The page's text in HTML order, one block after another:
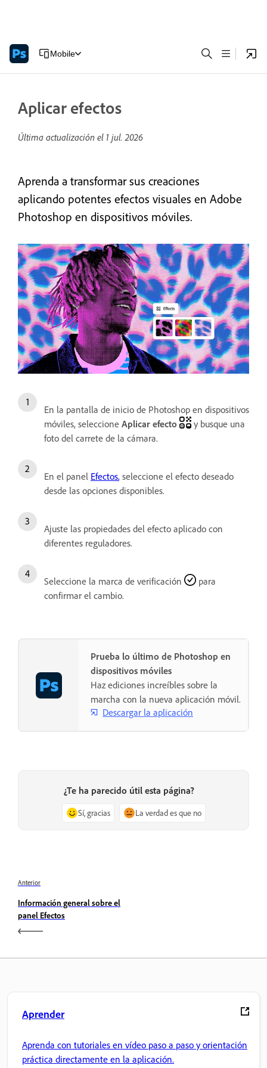
Mobile
Aplicar efectos
Última actualización el 1 jul. 2026
Aprenda a transformar sus creaciones
aplicando potentes efectos visuales en Adobe
Photoshop en dispositivos móviles.
En la pantalla de inicio de Photoshop en dispositivos
móviles, seleccione Aplicar efecto
y busque una
foto del carrete de la cámara.
En el panel Efectos, seleccione el efecto deseado
desde las opciones disponibles.
Ajuste las propiedades del efecto aplicado con
diferentes reguladores.
Seleccione la marca de verificación
para
confirmar el cambio.
Prueba lo último de Photoshop en
dispositivos móviles
Haz ediciones increíbles sobre la
marcha con la nueva aplicación móvil.
Descargar la aplicación
¿Te ha parecido útil esta página?
Sí, gracias La verdad es que no
Anterior
Información general sobre el
panel Efectos
Aprender
Aprenda con tutoriales en vídeo paso a paso y orientación
práctica directamente en la aplicación.